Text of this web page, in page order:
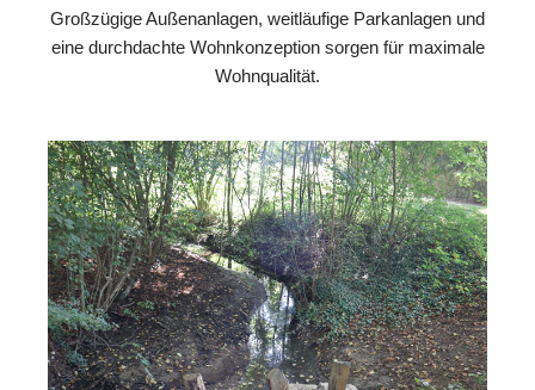
Großzügige Außenanlagen, weitläufige Parkanlagen und
eine durchdachte Wohnkonzeption sorgen für maximale
Wohnqualität.